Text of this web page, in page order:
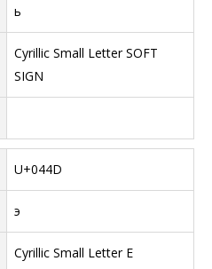
ь
Cyrillic Small Letter SOFT
SIGN
U+044D
э
Cyrillic Small Letter E